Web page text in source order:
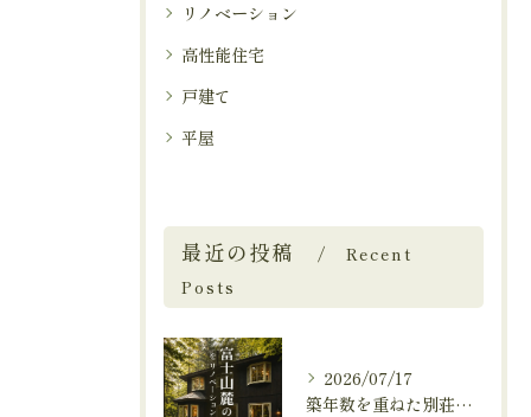
リノベーション
高性能住宅
戸建て
平屋
最近の投稿
Recent
Posts
2026/07/17
築年数を重ねた別荘を、これからも快適に暮らせる住まいへ。